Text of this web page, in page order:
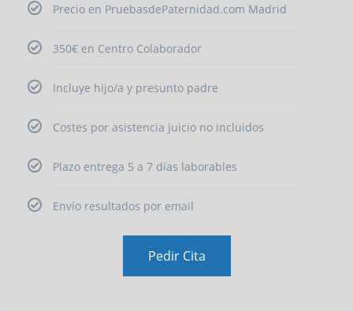
Precio en PruebasdePaternidad.com Madrid
350€ en Centro Colaborador
Incluye hijo/a y presunto padre
Costes por asistencia juicio no incluidos
Plazo entrega 5 a 7 días laborables
Envío resultados por email
Pedir Cita